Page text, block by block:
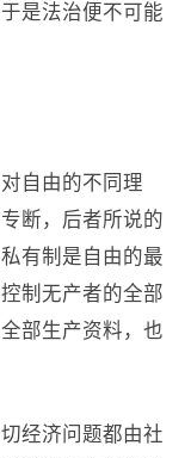
是法治便不可能
自由的不同理
断，后者所说的
有制是自由的最
制无产者的全部
部生产资料，也
经济问题都由社